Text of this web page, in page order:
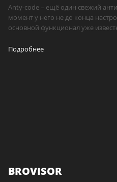
Anty-code – ещё один свежий
момент у него не до конца
основной функционал уже
Подробнее
BROVISOR